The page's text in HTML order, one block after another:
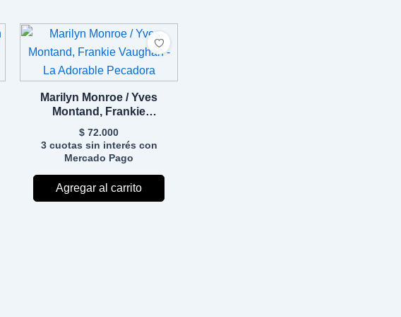
Marilyn Monroe / Yves
Montand, Frankie
Vaughan – La Adorable
Pecadora
$ 72.000
3 cuotas sin interés con
Mercado Pago
Agregar al carrito